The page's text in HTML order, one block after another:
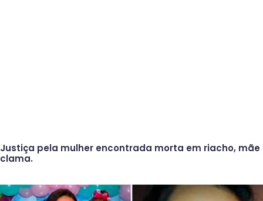
Justiça pela mulher encontrada morta em riacho, mãe
clama.